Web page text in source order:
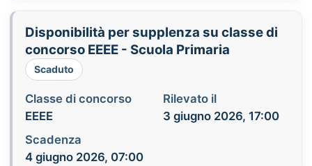
Disponibilità per supplenza su classe di
concorso EEEE - Scuola Primaria
Scaduto
Classe di concorso
EEEE
Rilevato il
3 giugno 2026, 17:00
Scadenza
4 giugno 2026, 07:00